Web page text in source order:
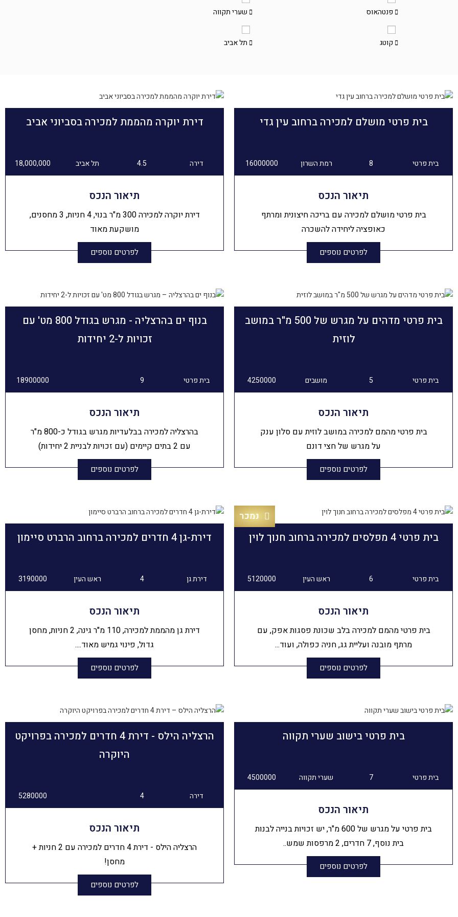
פנטהאוס
קוטג
שערי תקווה
תל אביב
בית פרטי מושלם למכירה ברחוב עין גדי
בית פרטי 8 רמת השרון 16000000
תיאור הנכס
בית פרטי מושלם למכירה עם בריכה חיצונית ומרתף
כאופציה ליחידה להשכרה
לפרטים נוספים
דירת יוקרה מהממת למכירה בסביוני אביב
דירה 4.5 תל אביב 18,000,000
תיאור הנכס
דירת יוקרה למכירה 300 מ"ר בנוי, 4 חניות, 3 מחסנים,
מושקעת מאוד
לפרטים נוספים
בית פרטי מדהים על מגרש של 500 מ"ר במושב
לוזית
בית פרטי 5 מושבים 4250000
תיאור הנכס
בית פרטי מהמם למכירה במושב לוזית עם סלון ענק
על מגרש של חצי דונם
לפרטים נוספים
בנוף ים בהרצליה - מגרש בגודל 800 מט' עם
זכויות ל-2 יחידות
בית פרטי 9
18900000
תיאור הנכס
בהרצליה למכירה בבלעדיות מגרש בגודל כ-800 מ"ר
עם 2 בתים קיימים (עם זכויות לבניית 2 יחידות)
לפרטים נוספים
נמכר
בית פרטי 4 מפלסים למכירה ברחוב חנוך לוין
בית פרטי 6 ראש העין 5120000
תיאור הנכס
בית פרטי מהמם למכירה בלב שכונת פסגות אפק, עם
מרתף מובנה ועליית גג, חניה כפולה, ועוד...
לפרטים נוספים
דירת-גן 4 חדרים למכירה ברחוב הרברט סיימון
דירת גן 4 ראש העין 3190000
תיאור הנכס
דירת גן מהממת למכירה, 110 מ"ר גינה, 2 חניות, מחסן
גדול, פינוי גמיש מאוד....
לפרטים נוספים
בית פרטי בישוב שערי תקווה
בית פרטי 7 שערי תקווה 4500000
תיאור הנכס
בית פרטי על מגרש של 600 מ"ר, יש זכויות בנייה לבנות
בית נוסף, 7 חדרים, 2 מרפסות שמש..
לפרטים נוספים
הרצליה הילס - דירת 4 חדרים למכירה בפרויקט
היוקרה
דירה 4
5280000
תיאור הנכס
הרצליה הילס - דירת 4 חדרים למכירה עם 2 חניות +
מחסן!
לפרטים נוספים